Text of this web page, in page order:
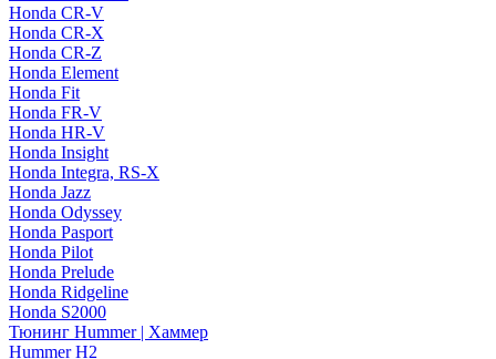
Honda CR-V
Honda CR-X
Honda CR-Z
Honda Element
Honda Fit
Honda FR-V
Honda HR-V
Honda Insight
Honda Integra, RS-X
Honda Jazz
Honda Odyssey
Honda Pasport
Honda Pilot
Honda Prelude
Honda Ridgeline
Honda S2000
Тюнинг Hummer | Хаммер
Hummer H2